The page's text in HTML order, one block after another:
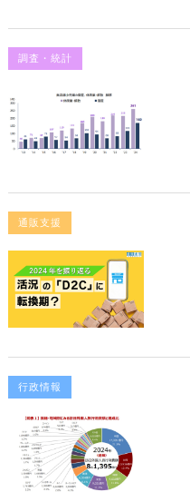
調査・統計
通販支援
行政情報